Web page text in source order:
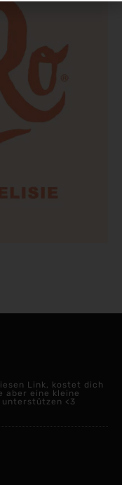
Link, kostet dich
aber eine kleine
<3